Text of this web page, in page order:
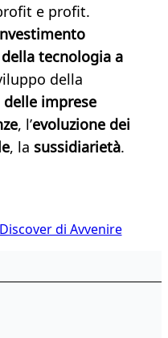
e profit.
tecnologia a
della
imprese
, l’evoluzione dei
, la sussidiarietà.
di Avvenire